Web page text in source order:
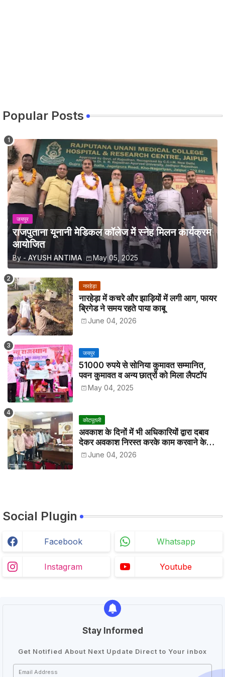
Popular Posts
जयपुर
राजपुताना यूनानी मेडिकल कॉलेज में स्नेह मिलन कार्यक्रम
आयोजित
By - AYUSH ANTIMA May 05, 2025
नारहेड़ा
नारहेड़ा में कचरे और झाड़ियों में लगी आग, फायर
ब्रिगेड ने समय रहते पाया काबू
June 04, 2026
जयपुर
51000 रुपये से सोनिया कुमावत सम्मानित,
पवन कुमावत व अन्य छात्रों को मिला लैपटॉप
May 04, 2025
कोटपूतली
अवकाश के दिनों में भी अधिकारियों द्वारा दबाव
देकर अवकाश निरस्त करके काम करवाने के
विरोध में कर्मचारियों ने जिला कलेक्टर को सीएस
के नाम दिया ज्ञापन
June 04, 2026
Social Plugin
Facebook Whatsapp
Instagram Youtube
Stay Informed
Get Notified About Next Update Direct to Your inbox